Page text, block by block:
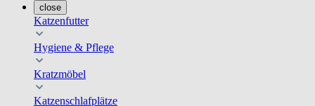
close
Katzenfutter
Hygiene & Pflege
Kratzmöbel
Katzenschlafplätze